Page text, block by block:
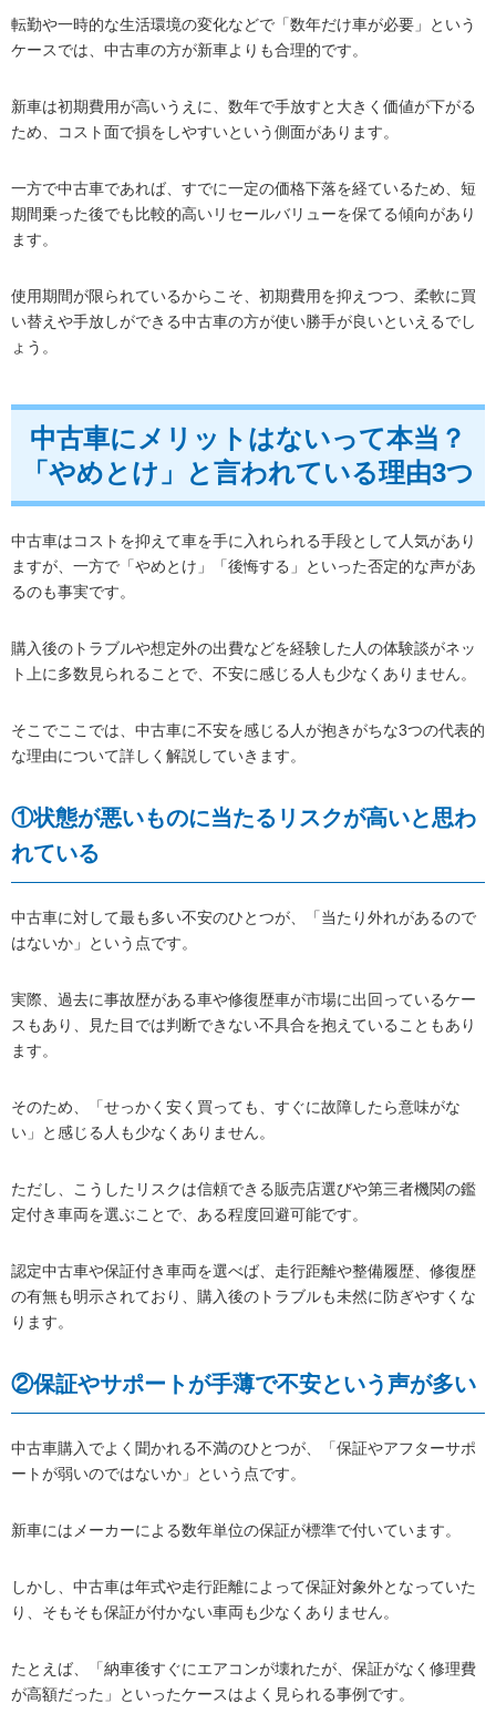
転勤や一時的な生活環境の変化などで「数年だけ車が必要」という
ケースでは、中古車の方が新車よりも合理的です。
新車は初期費用が高いうえに、数年で手放すと大きく価値が下がる
ため、コスト面で損をしやすいという側面があります。
一方で中古車であれば、すでに一定の価格下落を経ているため、短
期間乗った後でも比較的高いリセールバリューを保てる傾向があり
ます。
使用期間が限られているからこそ、初期費用を抑えつつ、柔軟に買
い替えや手放しができる中古車の方が使い勝手が良いといえるでし
ょう。
中古車にメリットはないって本当？
「やめとけ」と言われている理由3つ
中古車はコストを抑えて車を手に入れられる手段として人気があり
ますが、一方で「やめとけ」「後悔する」といった否定的な声があ
るのも事実です。
購入後のトラブルや想定外の出費などを経験した人の体験談がネッ
ト上に多数見られることで、不安に感じる人も少なくありません。
そこでここでは、中古車に不安を感じる人が抱きがちな3つの代表的
な理由について詳しく解説していきます。
①状態が悪いものに当たるリスクが高いと思わ
れている
中古車に対して最も多い不安のひとつが、「当たり外れがあるので
はないか」という点です。
実際、過去に事故歴がある車や修復歴車が市場に出回っているケー
スもあり、見た目では判断できない不具合を抱えていることもあり
ます。
そのため、「せっかく安く買っても、すぐに故障したら意味がな
い」と感じる人も少なくありません。
ただし、こうしたリスクは信頼できる販売店選びや第三者機関の鑑
定付き車両を選ぶことで、ある程度回避可能です。
認定中古車や保証付き車両を選べば、走行距離や整備履歴、修復歴
の有無も明示されており、購入後のトラブルも未然に防ぎやすくな
ります。
②保証やサポートが手薄で不安という声が多い
中古車購入でよく聞かれる不満のひとつが、「保証やアフターサポ
ートが弱いのではないか」という点です。
新車にはメーカーによる数年単位の保証が標準で付いています。
しかし、中古車は年式や走行距離によって保証対象外となっていた
り、そもそも保証が付かない車両も少なくありません。
たとえば、「納車後すぐにエアコンが壊れたが、保証がなく修理費
が高額だった」といったケースはよく見られる事例です。